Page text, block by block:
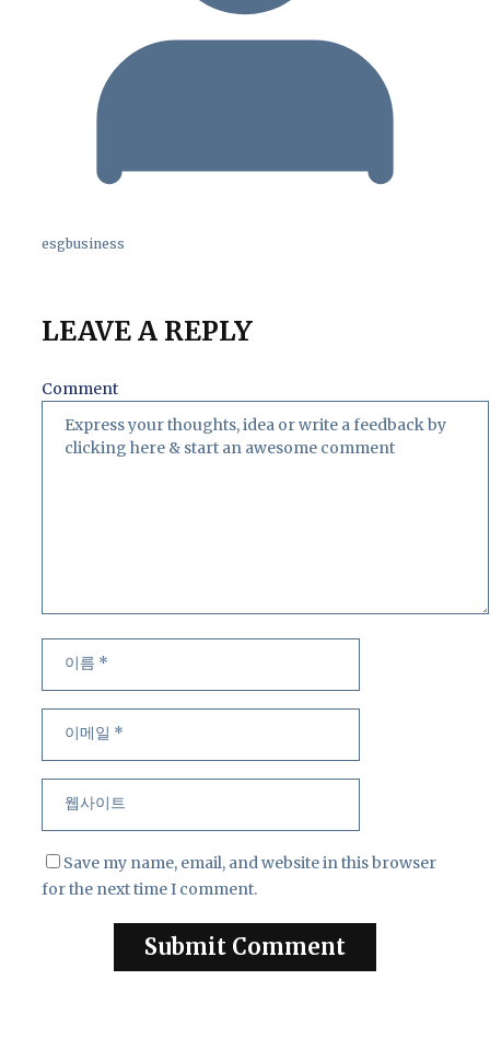
esgbusiness
LEAVE A REPLY
Comment
Save my name, email, and website in this browser
for the next time I comment.